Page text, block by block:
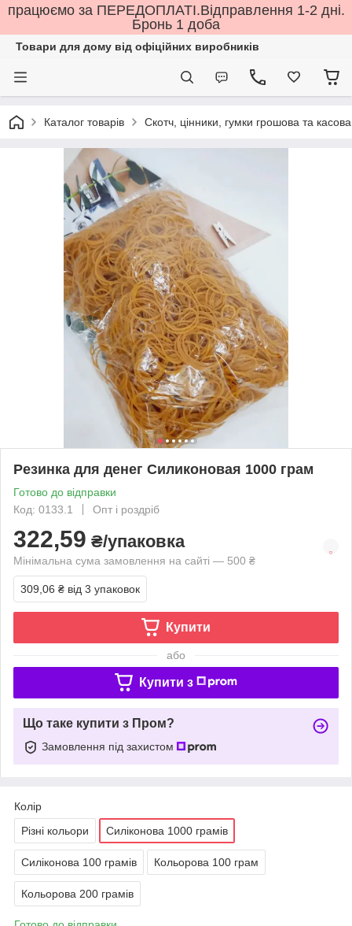
працюємо за ПЕРЕДОПЛАТІ.Відправлення 1-2 дні.
Бронь 1 доба
Товари для дому від офіційних виробників
Каталог товарів Скотч, цінники, гумки грошова та касова
Резинка для денег Силиконовая 1000 грам
Готово до відправки
Код: 0133.1
Опт і роздріб
322,59 ₴/упаковка
Мінімальна сума замовлення на сайті — 500 ₴
309,06 ₴ від 3 упаковок
Купити
або
Купити з
Що таке купити з Пром?
Замовлення під захистом
Колір
Різні кольори
Силіконова 1000 грамів
Силіконова 100 грамів Кольорова 100 грам
Кольорова 200 грамів